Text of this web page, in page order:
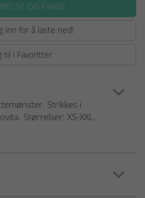
OG FARGE
inn for å laste ned!
til i Favoritter
Strikkes i
Størrelser: XS-XXL.